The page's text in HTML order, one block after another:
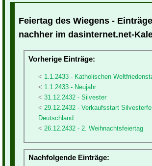
Feiertag des Wiegens -
nachher im dasinternet.net-
Vorherige Einträge:
1.1.2433 - Katholischen
1.1.2433 - Neujahr
31.12.2432 - Silvester
29.12.2432 - Verkaufsstart
Deutschland
26.12.2432 - 2. Weihnachtsfeiertag
Nachfolgende Einträge: